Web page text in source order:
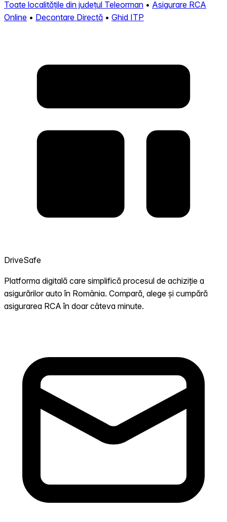
Toate localitățile din județul Teleorman • Asigurare RCA
Online • Decontare Directă • Ghid ITP
DriveSafe
Platforma digitală care simplifică procesul de achiziție a
asigurărilor auto în România. Compară, alege și cumpără
asigurarea RCA în doar câteva minute.